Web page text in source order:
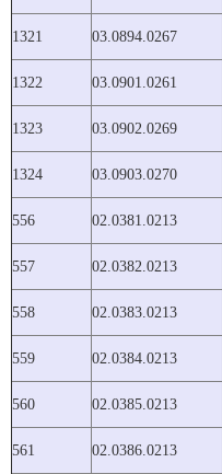
1321 03.0894.0267
1322 03.0901.0261
1323 03.0902.0269
1324 03.0903.0270
556 02.0381.0213
557 02.0382.0213
558 02.0383.0213
559 02.0384.0213
560 02.0385.0213
561 02.0386.0213